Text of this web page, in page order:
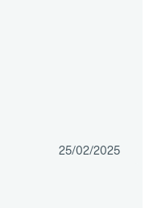
25/02/2025